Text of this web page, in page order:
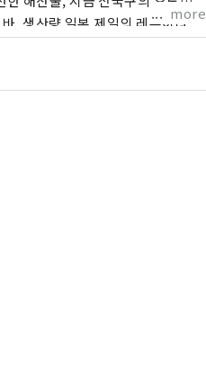
, 생산량 일본 제일의 레몬이나
제, 카구라와 미부의 하나다 이치
록된 미야지마와 원폭돔뿐만 아니
more